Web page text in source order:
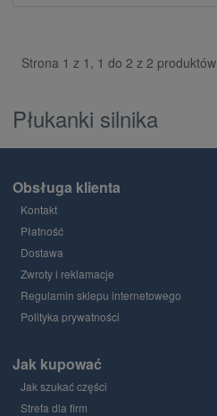
Strona 1 z 1, 1 do 2 z 2 produktów
Płukanki silnika
Obsługa klienta
Kontakt
Płatność
Dostawa
Zwroty i reklamacje
Regulamin sklepu internetowego
Polityka prywatności
Jak kupować
Jak szukać części
Strefa dla firm